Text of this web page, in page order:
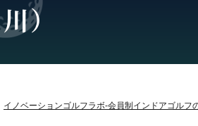
川）
イノベーションゴルフラボ-会員制インドアゴルフ